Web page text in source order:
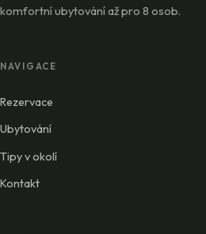
komfortní ubytování až pro 8 osob.
NAVIGACE
Rezervace
Ubytování
Tipy v okolí
Kontakt